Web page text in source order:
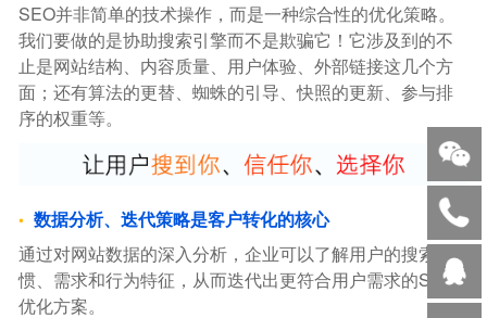
SEO并非简单的技术操作，而是一种综合性的优化策略。
我们要做的是协助搜索引擎而不是欺骗它！它涉及到的不
止是网站结构、内容质量、用户体验、外部链接这几个方
面；还有算法的更替、蜘蛛的引导、快照的更新、参与排
序的权重等。
数据分析、迭代策略是客户转化的核心
通过对网站数据的深入分析，企业可以了解用户的搜索习
惯、需求和行为特征，从而迭代出更符合用户需求的SEO
优化方案。